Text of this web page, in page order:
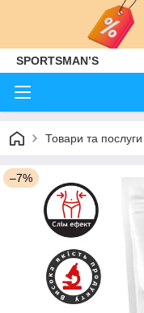
SPORTSMAN’S
Товари та послуги
–7%